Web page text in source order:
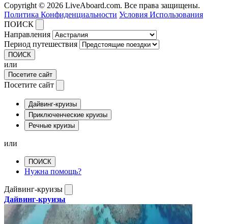
Copyright © 2026 LiveAboard.com. Все права защищены.
Политика Конфиденциальности Условия Использования
ПОИСК
Направления
Период путешествия
ПОИСК
или
Посетите сайт
Посетите сайт
Дайвинг-круизы
Приключенческие круизы
Речные круизы
или
ПОИСК
Нужна помощь?
Дайвинг-круизы
Дайвинг-круизы